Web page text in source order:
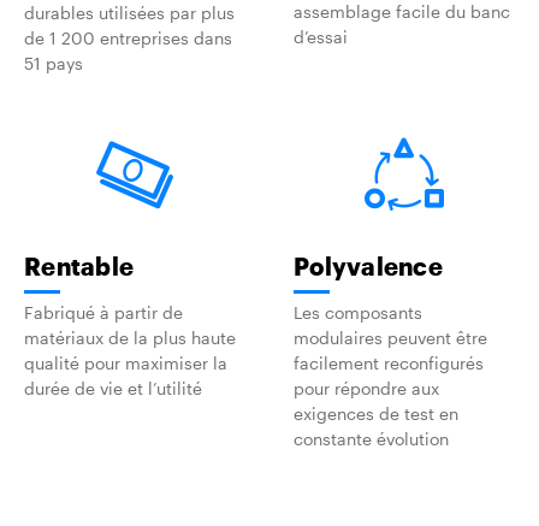
durables utilisées par plus
de 1 200 entreprises dans
51 pays
assemblage facile du banc
d’essai
Rentable
Fabriqué à partir de
matériaux de la plus haute
qualité pour maximiser la
durée de vie et l’utilité
Polyvalence
Les composants
modulaires peuvent être
facilement reconfigurés
pour répondre aux
exigences de test en
constante évolution